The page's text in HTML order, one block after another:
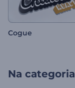
Cogue
Na categoria